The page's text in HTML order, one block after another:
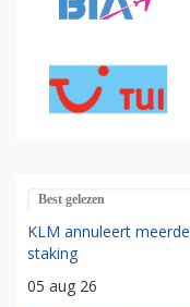
Best gelezen
KLM annuleert
staking
05 aug 26